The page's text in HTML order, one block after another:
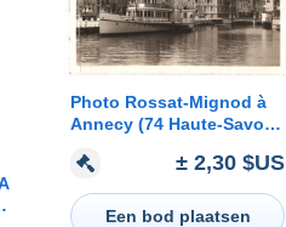
Photo Rossat-Mignod à
Annecy (74 Haute-Savoie)
Château des Ducs de
Nemours
± 2,30 $US
Een bod plaatsen